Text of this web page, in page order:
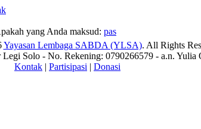
yang Anda maksud: pas
Yayasan Lembaga SABDA (YLSA). All Rights
Solo - No. Rekening: 0790266579 - a.n. Yulia
Kontak | Partisipasi | Donasi